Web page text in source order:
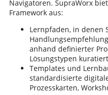
Navigatoren. SupraWorx
Framework aus:
Lernpfaden, in denen
anhand definierter
Lösungstypen
Templates und
standardisierte
Prozesskarten,